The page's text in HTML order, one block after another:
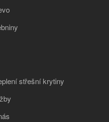
střešní krytiny